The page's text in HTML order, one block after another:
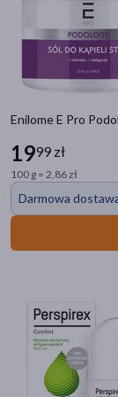
Enilome E Pro
1999 zł
100 g = 2,86 zł
Darmowa